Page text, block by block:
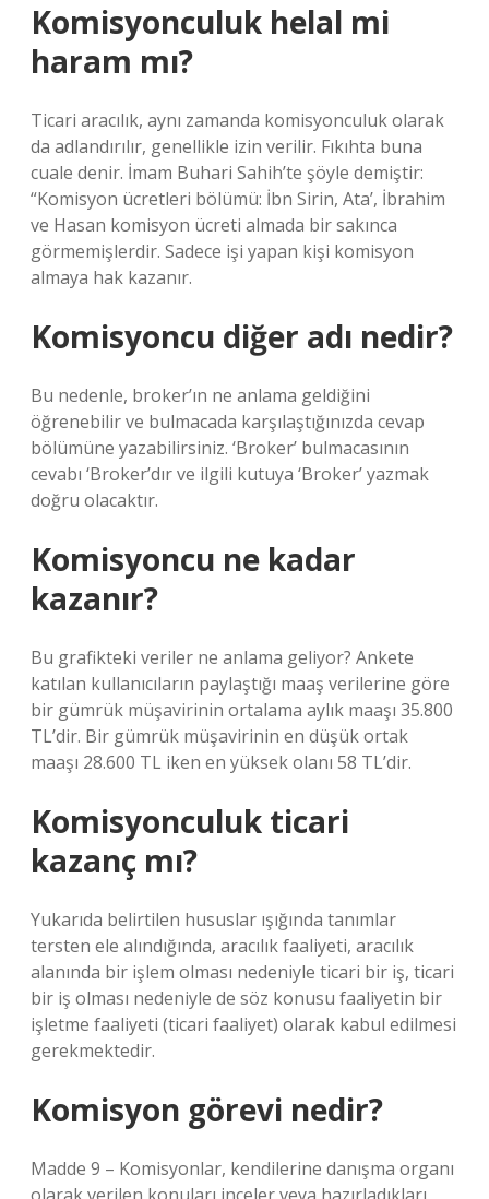
Komisyonculuk helal mi
haram mı?
Ticari aracılık, aynı zamanda komisyonculuk olarak
da adlandırılır, genellikle izin verilir. Fıkıhta buna
cuale denir. İmam Buhari Sahih’te şöyle demiştir:
“Komisyon ücretleri bölümü: İbn Sirin, Ata’, İbrahim
ve Hasan komisyon ücreti almada bir sakınca
görmemişlerdir. Sadece işi yapan kişi komisyon
almaya hak kazanır.
Komisyoncu diğer adı nedir?
Bu nedenle, broker’ın ne anlama geldiğini
öğrenebilir ve bulmacada karşılaştığınızda cevap
bölümüne yazabilirsiniz. ‘Broker’ bulmacasının
cevabı ‘Broker’dır ve ilgili kutuya ‘Broker’ yazmak
doğru olacaktır.
Komisyoncu ne kadar
kazanır?
Bu grafikteki veriler ne anlama geliyor? Ankete
katılan kullanıcıların paylaştığı maaş verilerine göre
bir gümrük müşavirinin ortalama aylık maaşı 35.800
TL’dir. Bir gümrük müşavirinin en düşük ortak
maaşı 28.600 TL iken en yüksek olanı 58 TL’dir.
Komisyonculuk ticari
kazanç mı?
Yukarıda belirtilen hususlar ışığında tanımlar
tersten ele alındığında, aracılık faaliyeti, aracılık
alanında bir işlem olması nedeniyle ticari bir iş, ticari
bir iş olması nedeniyle de söz konusu faaliyetin bir
işletme faaliyeti (ticari faaliyet) olarak kabul edilmesi
gerekmektedir.
Komisyon görevi nedir?
Madde 9 – Komisyonlar, kendilerine danışma organı